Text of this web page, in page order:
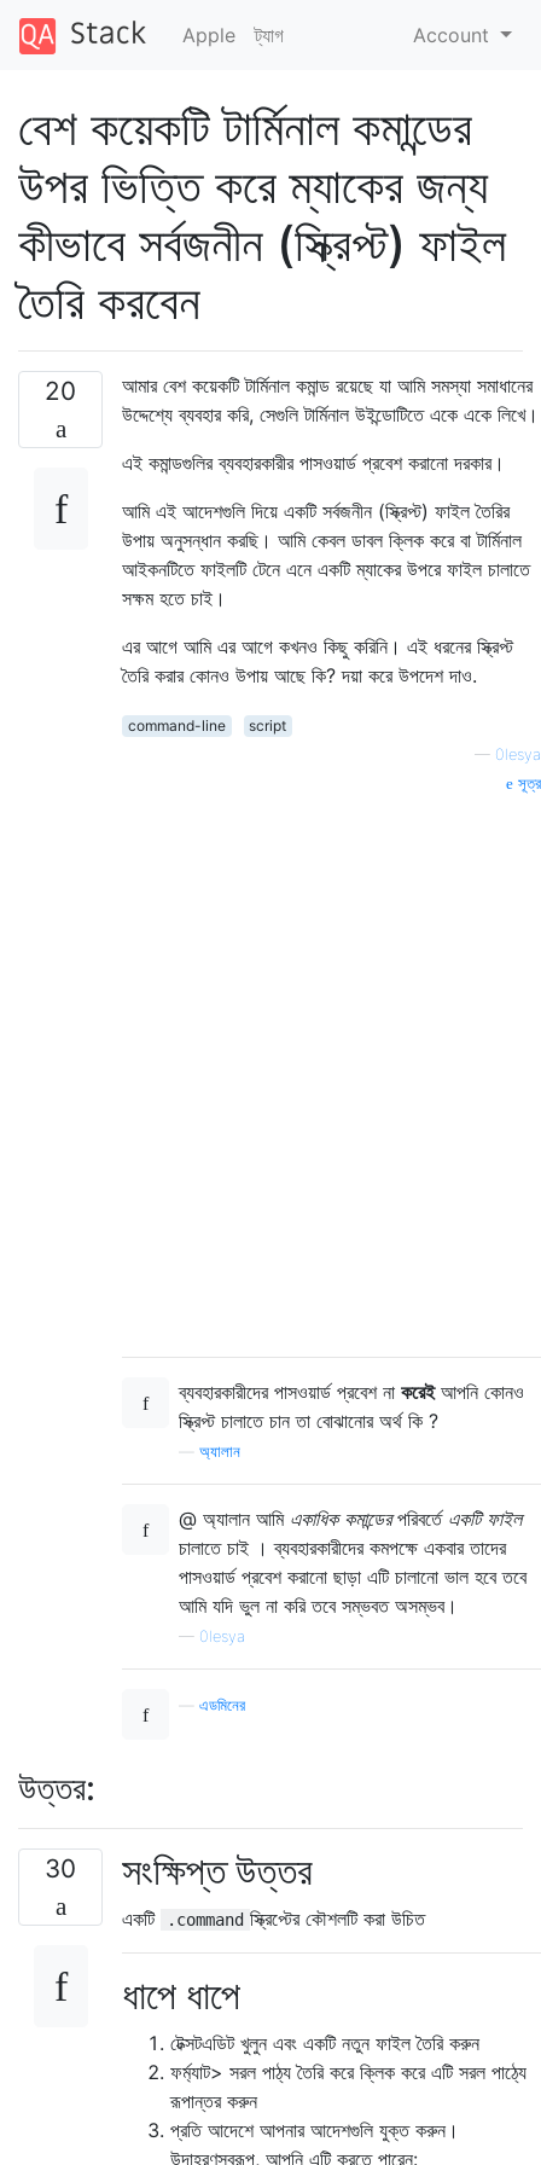
Apple ট্যাগ Account
বেশ কয়েকটি টার্মিনাল কমান্ডের
উপর ভিত্তি করে ম্যাকের জন্য
কীভাবে সর্বজনীন (স্ক্রিপ্ট) ফাইল
তৈরি করবেন
20
আমার বেশ কয়েকটি টার্মিনাল কমান্ড রয়েছে যা আমি সমস্যা সমাধানের
উদ্দেশ্যে ব্যবহার করি, সেগুলি টার্মিনাল উইন্ডোটিতে একে একে লিখে।
এই কমান্ডগুলির ব্যবহারকারীর পাসওয়ার্ড প্রবেশ করানো দরকার।
আমি এই আদেশগুলি দিয়ে একটি সর্বজনীন (স্ক্রিপ্ট) ফাইল তৈরির
উপায় অনুসন্ধান করছি। আমি কেবল ডাবল ক্লিক করে বা টার্মিনাল
আইকনটিতে ফাইলটি টেনে এনে একটি ম্যাকের উপরে ফাইল চালাতে
সক্ষম হতে চাই।
এর আগে আমি এর আগে কখনও কিছু করিনি। এই ধরনের স্ক্রিপ্ট
তৈরি করার কোনও উপায় আছে কি? দয়া করে উপদেশ দাও.
command-line
script
— 0lesya
সূত্র
ব্যবহারকারীদের পাসওয়ার্ড প্রবেশ না করেইআপনি কোনও
স্ক্রিপ্ট চালাতে চান তা বোঝানোর অর্থ কি ?
অ্যালান
@ অ্যালান আমি একাধিক কমান্ডেরপরিবর্তে একটি ফাইল
চালাতে চাই । ব্যবহারকারীদের কমপক্ষে একবার তাদের
পাসওয়ার্ড প্রবেশ করানো ছাড়া এটি চালানো ভাল হবে তবে
আমি যদি ভুল না করি তবে সম্ভবত অসম্ভব।
— 0lesya
এডমিনের
উত্তর:
30 সংক্ষিপ্ত উত্তর
একটি .command স্ক্রিপ্টের কৌশলটি করা উচিত
ধাপে ধাপে
টেক্সটএডিট খুলুন এবং একটি নতুন ফাইল তৈরি করুন
ফর্ম্যাট> সরল পাঠ্য তৈরি করে ক্লিক করে এটি সরল পাঠ্যে
রূপান্তর করুন
প্রতি আদেশে আপনার আদেশগুলি যুক্ত করুন।
উদাহরণস্বরূপ, আপনি এটি করতে পারেন: